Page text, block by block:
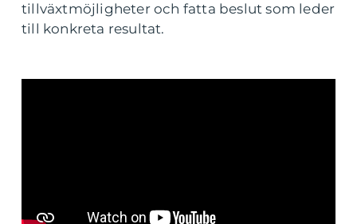
tillväxtmöjligheter och fatta beslut som leder
till konkreta resultat.